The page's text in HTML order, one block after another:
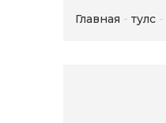
Главная тулс